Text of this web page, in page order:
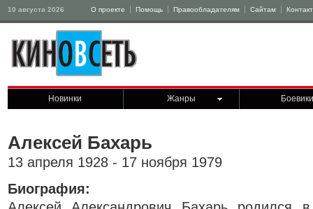
10 августа 2026 О проекте Помощь Правообладателям Сайтам
Новинки Жанры Боевики
Алексей Бахарь
13 апреля 1928 - 17 ноября 1979
Биография: